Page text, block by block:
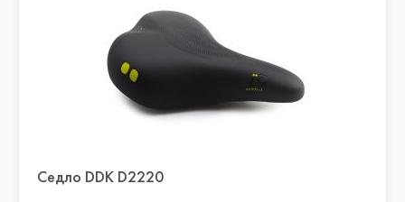
Седло DDK D2220